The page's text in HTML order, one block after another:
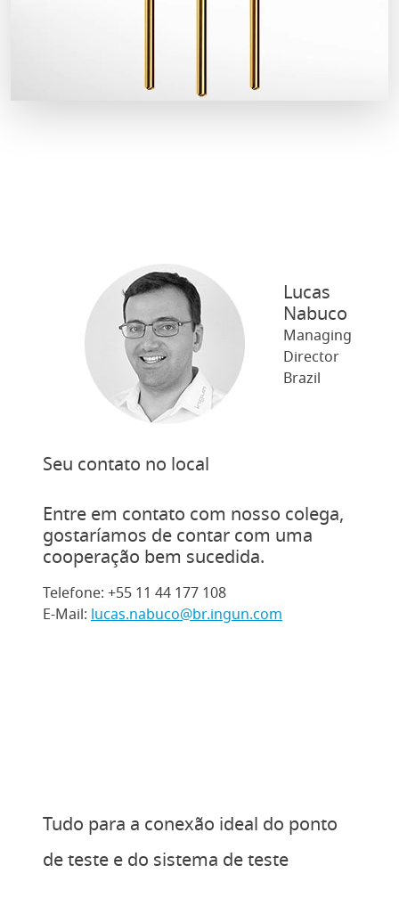
Lucas
Nabuco
Managing
Director
Brazil
Seu contato no local
Entre em contato com nosso colega,
gostaríamos de contar com uma
cooperação bem sucedida.
Telefone: +55 11 44 177 108
E-Mail: lucas.nabuco@br.ingun.com
Tudo para a conexão ideal do ponto
de teste e do sistema de teste